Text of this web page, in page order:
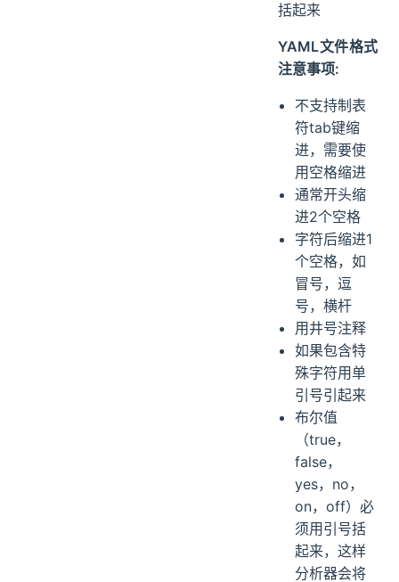
括起来
YAML文件格式
注意事项:
不支持制表
符tab键缩
进，需要使
用空格缩进
通常开头缩
进2个空格
字符后缩进1
个空格，如
冒号，逗
号，横杆
用井号注释
如果包含特
殊字符用单
引号引起来
布尔值
（true，
false，
yes，no，
on，off）必
须用引号括
起来，这样
分析器会将